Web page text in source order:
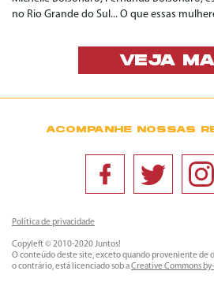
no Rio Grande do Sul... O que essas
VEJA
ACOMPANHE NOSSAS
Política de privacidade
Copyleft © 2010-2020 Juntos!
O conteúdo deste site, exceto quando proveniente de
o contrário, está licenciado sob aCreative Commons by-